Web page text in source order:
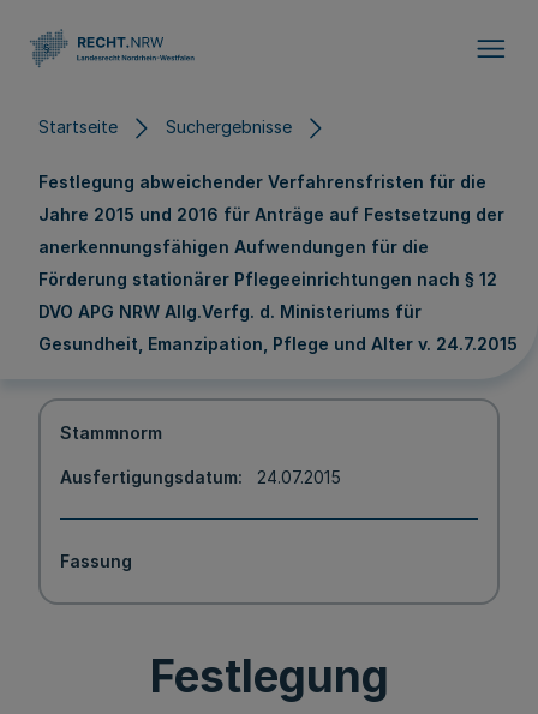
Startseite Suchergebnisse
Festlegung abweichender Verfahrensfristen für die
Jahre 2015 und 2016 für Anträge auf Festsetzung der
anerkennungsfähigen Aufwendungen für die
Förderung stationärer Pflegeeinrichtungen nach § 12
DVO APG NRW Allg.Verfg. d. Ministeriums für
Gesundheit, Emanzipation, Pflege und Alter v. 24.7.2015
Stammnorm
Ausfertigungsdatum 24.07.2015
Fassung
Festlegung